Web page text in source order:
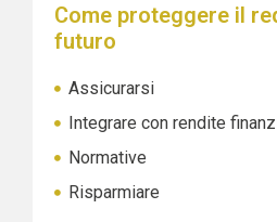
Come proteggere il
futuro
Assicurarsi
Integrare con rendite
Normative
Risparmiare